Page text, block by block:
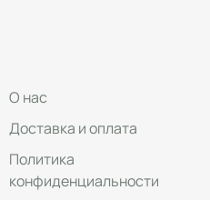
О нас
Доставка и оплата
Политика
конфиденциальности